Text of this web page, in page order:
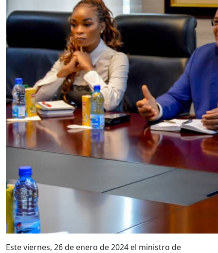
Este viernes, 26 de enero de 2024 el ministro de